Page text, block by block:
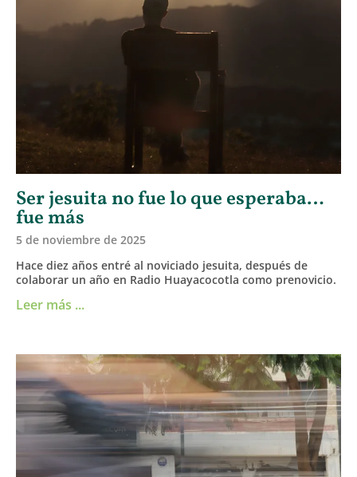
Ser jesuita no fue lo que esperaba…
fue más
5 de noviembre de 2025
Hace diez años entré al noviciado jesuita, después de
colaborar un año en Radio Huayacocotla como prenovicio.
Leer más ...